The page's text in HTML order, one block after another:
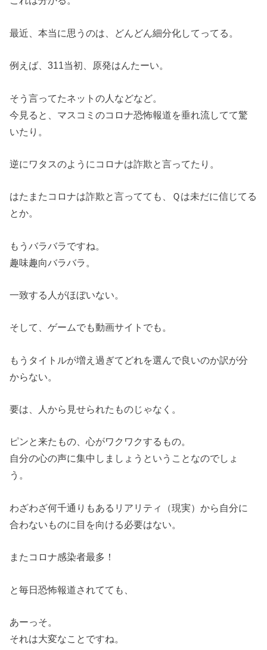
最近、本当に思うのは、どんどん細分化してってる。
例えば、311当初、原発はんたーい。
そう言ってたネットの人などなど。
今見ると、マスコミのコロナ恐怖報道を垂れ流してて驚
いたり。
逆にワタスのようにコロナは詐欺と言ってたり。
はたまたコロナは詐欺と言ってても、Ｑは未だに信じてる
とか。
もうバラバラですね。
趣味趣向バラバラ。
一致する人がほぼいない。
そして、ゲームでも動画サイトでも。
もうタイトルが増え過ぎてどれを選んで良いのか訳が分
からない。
要は、人から見せられたものじゃなく。
ピンと来たもの、心がワクワクするもの。
自分の心の声に集中しましょうということなのでしょ
う。
わざわざ何千通りもあるリアリティ（現実）から自分に
合わないものに目を向ける必要はない。
またコロナ感染者最多！
と毎日恐怖報道されてても、
あーっそ。
それは大変なことですね。